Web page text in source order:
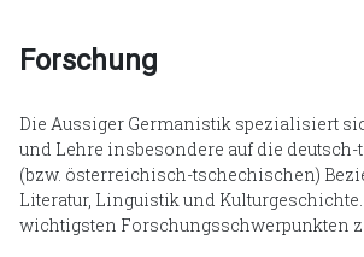
Forschung
Die Aussiger Germanistik spezialisiert
und Lehre insbesondere auf die
(bzw. österreichisch-tschechischen)
Literatur, Linguistik und
wichtigsten Forschungsschwerpunkten